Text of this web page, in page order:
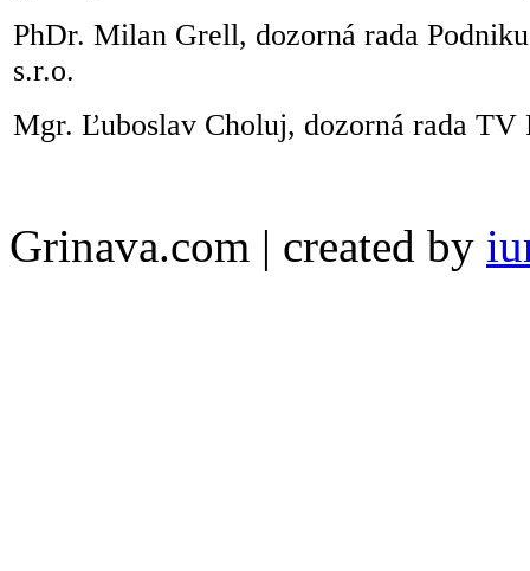
PhDr. Milan Grell, dozorná rada
s.r.o.
Mgr. Ľuboslav Choluj, dozorná rada TV
Grinava.com | created by